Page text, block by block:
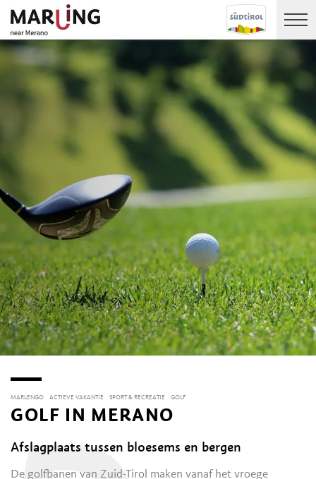
MARLENGO ACTIEVE VAKANTIE SPORT & RECREATIE GOLF
GOLF IN MERANO
Afslagplaats tussen bloesems en bergen
De golfbanen van Zuid-Tirol maken vanaf het vroege